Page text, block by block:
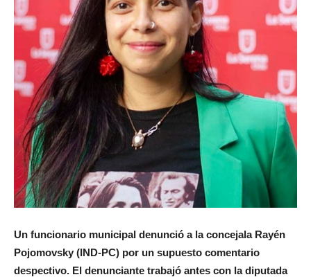
Un funcionario municipal denunció a la concejala Rayén
Pojomovsky (IND-PC) por un supuesto comentario
despectivo. El denunciante trabajó antes con la diputada